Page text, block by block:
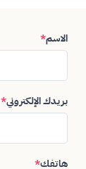
الاسم*
بريدك الإلكتروني*
هاتفك*